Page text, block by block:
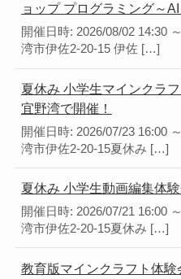
ョップ プログラミング～
開催日時: 2026/08/02 14:30
湾市伊佐2-20-15 伊佐 […]
夏休み 小学生マインクラ
宜野湾で開催！
開催日時: 2026/07/23 16:00
湾市伊佐2-20-15夏休み […]
夏休み 小学生動画編集体
開催日時: 2026/07/21 16:00
湾市伊佐2-20-15夏休み […]
教育版マインクラフト体